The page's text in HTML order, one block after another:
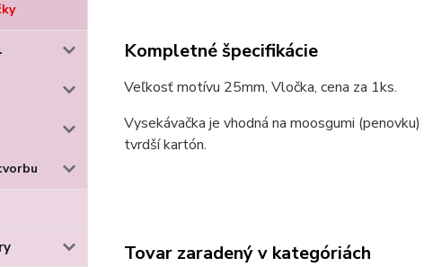
Kompletné špecifikácie
Veľkosť motívu 25mm, Vločka, cena za 1ks.
Vysekávačka je vhodná na moosgumi
tvrdší kartón.
Tovar zaradený v kategóriách